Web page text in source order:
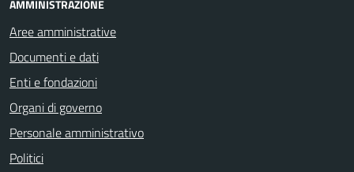
AMMINISTRAZIONE
Aree amministrative
Documenti e dati
Enti e fondazioni
Organi di governo
Personale amministrativo
Politici